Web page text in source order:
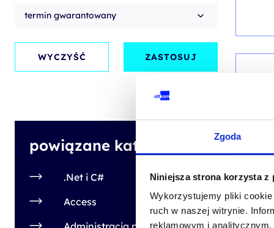
Zgoda
Niniejsza strona korzysta z
Wykorzystujemy pliki
ruch w naszej witrynie.
reklamowym i
termin gwarantowany
WYCZYŚĆ ZASTOSUJ
powiązane kategorie
.Net i C#
Access
kod
PL